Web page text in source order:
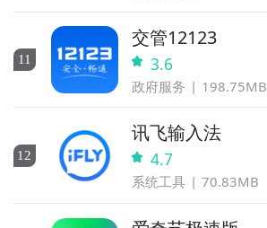
11
交管12123
3.6
政府服务 198.75MB
12
讯飞输入法
4.7
系统工具 70.83MB